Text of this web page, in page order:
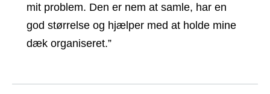
mit problem. Den er nem at samle, har en
god størrelse og hjælper med at holde mine
dæk organiseret.”